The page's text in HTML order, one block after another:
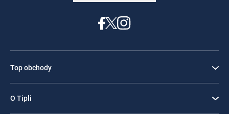
Top obchody
O Tipli